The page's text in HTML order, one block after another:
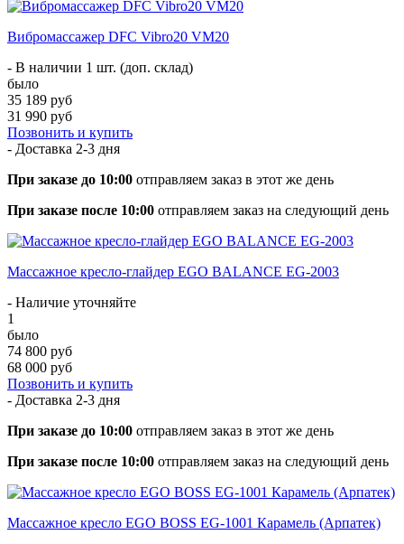
Вибромассажер DFC Vibro20 VM20
- В наличии 1 шт. (доп. склад)
было
35 189 руб
31 990 руб
Позвонить и купить
- Доставка 2-3 дня
При заказе до 10:00 отправляем заказ в этот же день
При заказе после 10:00 отправляем заказ на следующий день
Массажное кресло-глайдер EGO BALANCE EG-2003
- Наличие уточняйте
1
было
74 800 руб
68 000 руб
Позвонить и купить
- Доставка 2-3 дня
При заказе до 10:00 отправляем заказ в этот же день
При заказе после 10:00 отправляем заказ на следующий день
Массажное кресло EGO BOSS EG-1001 Карамель (Арпатек)